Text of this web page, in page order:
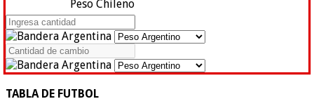
Peso Chileno
TABLA DE FUTBOL